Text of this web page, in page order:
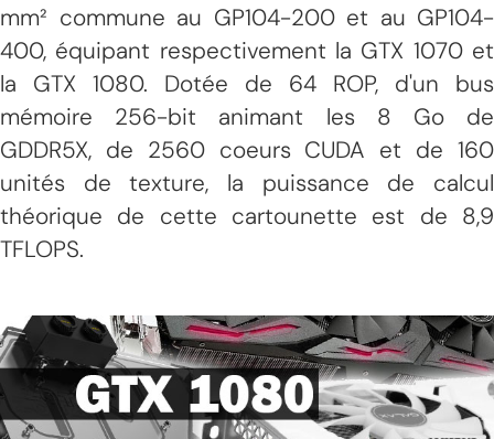
mm² commune au GP104-200 et au GP104-
400, équipant respectivement la GTX 1070 et
la GTX 1080. Dotée de 64 ROP, d'un bus
mémoire 256-bit animant les 8 Go de
GDDR5X, de 2560 coeurs CUDA et de 160
unités de texture, la puissance de calcul
théorique de cette cartounette est de 8,9
TFLOPS.